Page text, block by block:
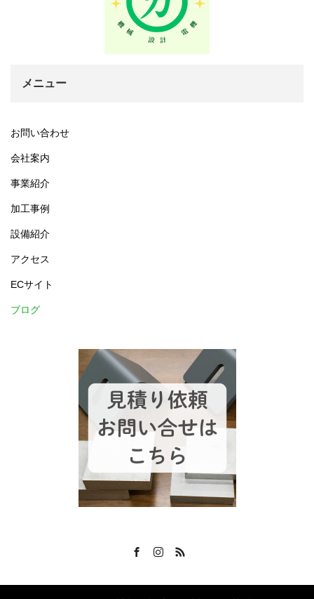
メニュー
お問い合わせ
会社案内
事業紹介
加工事例
設備紹介
アクセス
ECサイト
ブログ
FacebookInstagram